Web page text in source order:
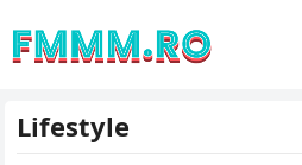
Lifestyle